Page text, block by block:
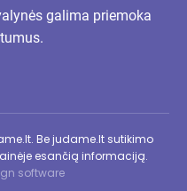
galima priemoka
Be judame.lt sutikimo
esančią informaciją.
software